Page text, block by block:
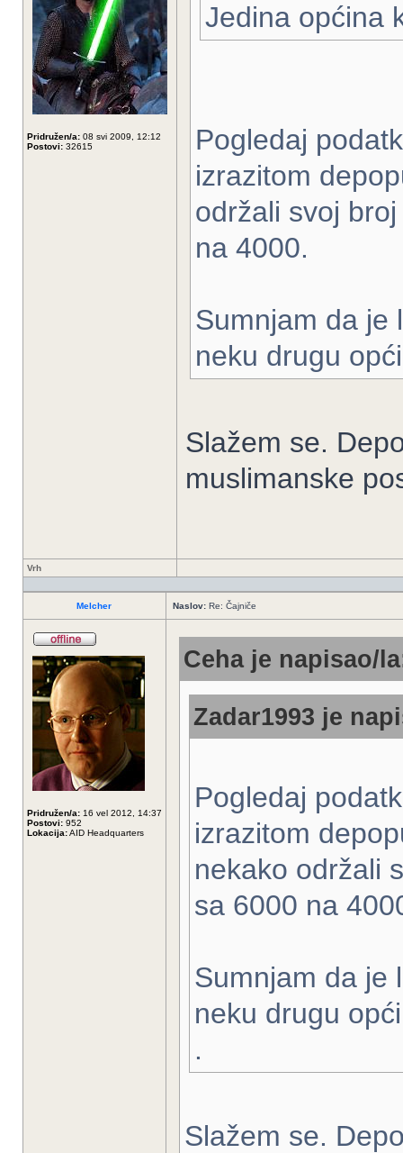
Pridružen/a: 08 svi 2009, 12:12
Postovi: 32615
Jedina općina
Pogledaj
izrazitom
održali svoj
na 4000.
Sumnjam da je
neku drugu
Slažem se.
muslimanske
Vrh
Melcher Naslov: Re: Čajniče
Pridružen/a: 16 vel 2012, 14:37
Postovi: 952
Lokacija:AID Headquarters
Ceha je napisao/
Zadar1993 je
Pogledaj
izrazitom
nekako održali
sa 6000 na
Sumnjam da je
neku drugu
.
Slažem se.